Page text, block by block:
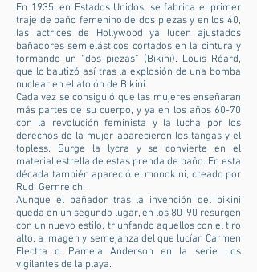
En 1935, en Estados Unidos, se fabrica el primer
traje de baño femenino de dos piezas y en los 40,
las actrices de Hollywood ya lucen ajustados
bañadores semielásticos cortados en la cintura y
formando un “dos piezas” (Bikini). Louis Réard,
que lo bautizó así tras la explosión de una bomba
nuclear en el atolón de Bikini.
Cada vez se consiguió que las mujeres enseñaran
más partes de su cuerpo, y ya en los años 60-70
con la revolución feminista y la lucha por los
derechos de la mujer aparecieron los tangas y el
topless. Surge la lycra y se convierte en el
material estrella de estas prenda de baño. En esta
década también apareció el monokini, creado por
Rudi Gernreich.
Aunque el bañador tras la invención del bikini
queda en un segundo lugar, en los 80-90 resurgen
con un nuevo estilo, triunfando aquellos con el tiro
alto, a imagen y semejanza del que lucían Carmen
Electra o Pamela Anderson en la serie Los
vigilantes de la playa.